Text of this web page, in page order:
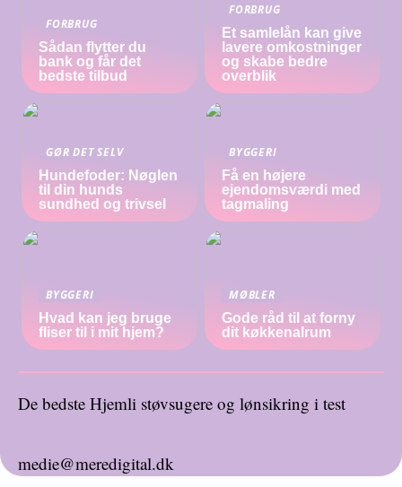
FORBRUG
Sådan flytter du
bank og får det
bedste tilbud
FORBRUG
Et samlelån kan give
lavere omkostninger
og skabe bedre
overblik
GØR DET SELV
Hundefoder: Nøglen
til din hunds
sundhed og trivsel
BYGGERI
Få en højere
ejendomsværdi med
tagmaling
BYGGERI
Hvad kan jeg bruge
fliser til i mit hjem?
MØBLER
Gode råd til at forny
dit køkkenalrum
De bedste Hjemli støvsugere og lønsikring i test
medie@meredigital.dk